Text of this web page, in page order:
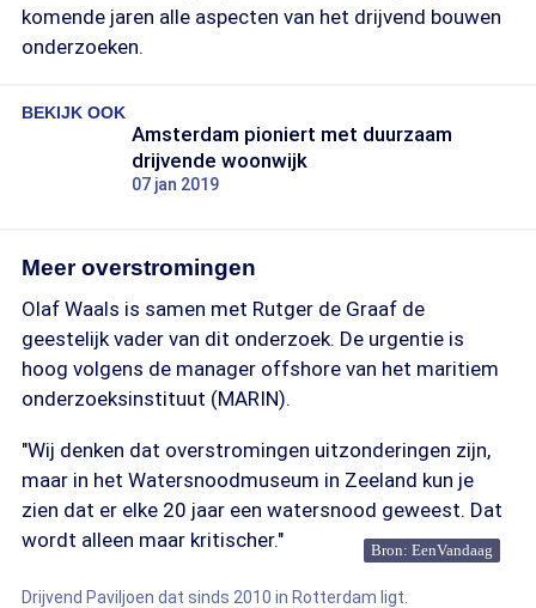
komende jaren alle aspecten van het drijvend bouwen
onderzoeken.
BEKIJK OOK
Amsterdam pioniert met duurzaam
drijvende woonwijk
07 jan 2019
Meer overstromingen
Olaf Waals is samen met Rutger de Graaf de
geestelijk vader van dit onderzoek. De urgentie is
hoog volgens de manager offshore van het maritiem
onderzoeksinstituut (MARIN).
"Wij denken dat overstromingen uitzonderingen zijn,
maar in het Watersnoodmuseum in Zeeland kun je
zien dat er elke 20 jaar een watersnood geweest. Dat
wordt alleen maar kritischer."
Bron: EenVandaag
Drijvend Paviljoen dat sinds 2010 in Rotterdam ligt.